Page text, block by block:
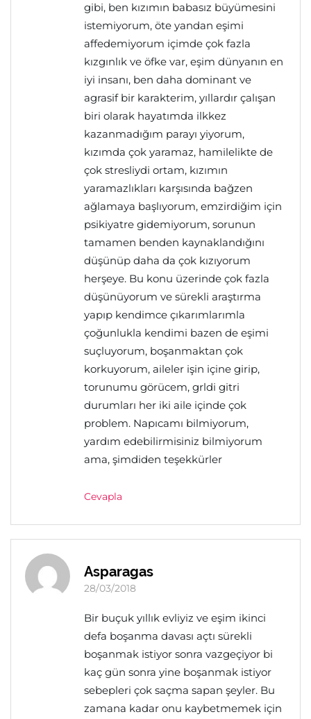
gibi, ben kızımın babasız büyümesini
istemiyorum, öte yandan eşimi
affedemiyorum içimde çok fazla
kızgınlık ve öfke var, eşim dünyanın en
iyi insanı, ben daha dominant ve
agrasif bir karakterim, yıllardır çalışan
biri olarak hayatımda ilkkez
kazanmadığım parayı yiyorum,
kızımda çok yaramaz, hamilelikte de
çok stresliydi ortam, kızımın
yaramazlıkları karşısında bağzen
ağlamaya başlıyorum, emzirdiğim için
psikiyatre gidemiyorum, sorunun
tamamen benden kaynaklandığını
düşünüp daha da çok kızıyorum
herşeye. Bu konu üzerinde çok fazla
düşünüyorum ve sürekli araştırma
yapıp kendimce çıkarımlarımla
çoğunlukla kendimi bazen de eşimi
suçluyorum, boşanmaktan çok
korkuyorum, aileler işin içine girip,
torunumu görücem, grldi gitri
durumları her iki aile içinde çok
problem. Napıcamı bilmiyorum,
yardım edebilirmisiniz bilmiyorum
ama, şimdiden teşekkürler
Cevapla
Asparagas
28/03/2018
Bir buçuk yıllık evliyiz ve eşim ikinci
defa boşanma davası açtı sürekli
boşanmak istiyor sonra vazgeçiyor bi
kaç gün sonra yine boşanmak istiyor
sebepleri çok saçma sapan şeyler. Bu
zamana kadar onu kaybetmemek için